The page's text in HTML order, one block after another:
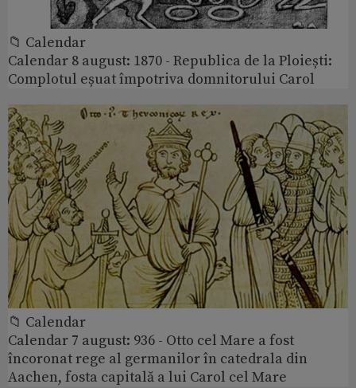
📁 Calendar
Calendar 8 august: 1870 - Republica de la Ploiești:
Complotul eșuat împotriva domnitorului Carol
📁 Calendar
Calendar 7 august: 936 - Otto cel Mare a fost
încoronat rege al germanilor în catedrala din
Aachen, fosta capitală a lui Carol cel Mare